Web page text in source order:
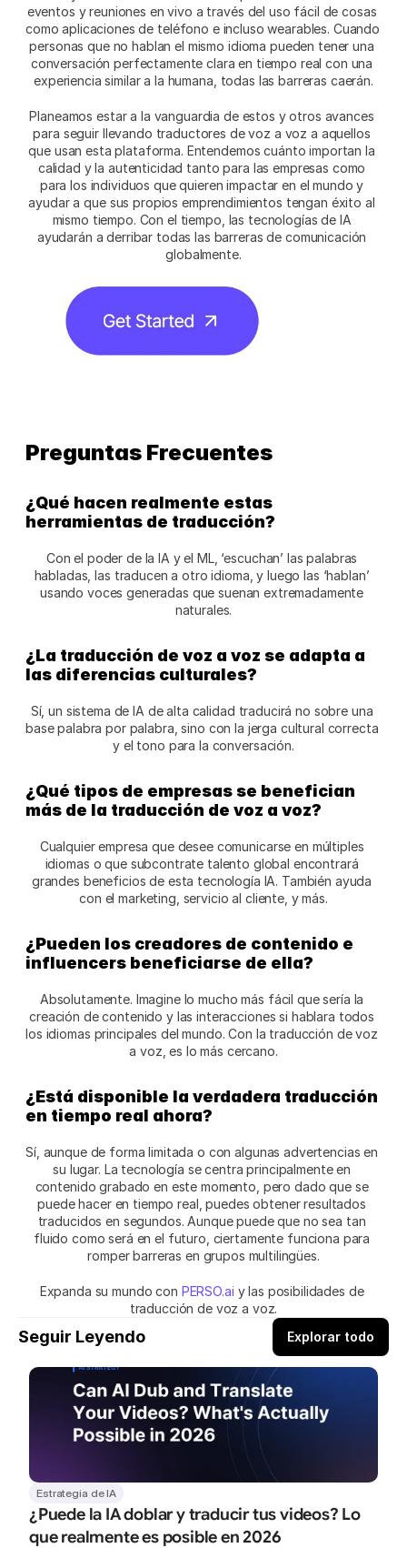
eventos y reuniones en vivo a través del uso fácil de cosas
como aplicaciones de teléfono e incluso wearables. Cuando
personas que no hablan el mismo idioma pueden tener una
conversación perfectamente clara en tiempo real con una
experiencia similar a la humana, todas las barreras caerán.
Planeamos estar a la vanguardia de estos y otros avances
para seguir llevando traductores de voz a voz a aquellos
que usan esta plataforma. Entendemos cuánto importan la
calidad y la autenticidad tanto para las empresas como
para los individuos que quieren impactar en el mundo y
ayudar a que sus propios emprendimientos tengan éxito al
mismo tiempo. Con el tiempo, las tecnologías de IA
ayudarán a derribar todas las barreras de comunicación
globalmente.
Preguntas Frecuentes
¿Qué hacen realmente estas
herramientas de traducción?
Con el poder de la IA y el ML, ‘escuchan’ las palabras
habladas, las traducen a otro idioma, y luego las ‘hablan’
usando voces generadas que suenan extremadamente
naturales.
¿La traducción de voz a voz se adapta a
las diferencias culturales?
Sí, un sistema de IA de alta calidad traducirá no sobre una
base palabra por palabra, sino con la jerga cultural correcta
y el tono para la conversación.
¿Qué tipos de empresas se benefician
más de la traducción de voz a voz?
Cualquier empresa que desee comunicarse en múltiples
idiomas o que subcontrate talento global encontrará
grandes beneficios de esta tecnología IA. También ayuda
con el marketing, servicio al cliente, y más.
¿Pueden los creadores de contenido e
influencers beneficiarse de ella?
Absolutamente. Imagine lo mucho más fácil que sería la
creación de contenido y las interacciones si hablara todos
los idiomas principales del mundo. Con la traducción de voz
a voz, es lo más cercano.
¿Está disponible la verdadera traducción
en tiempo real ahora?
Sí, aunque de forma limitada o con algunas advertencias en
su lugar. La tecnología se centra principalmente en
contenido grabado en este momento, pero dado que se
puede hacer en tiempo real, puedes obtener resultados
traducidos en segundos. Aunque puede que no sea tan
fluido como será en el futuro, ciertamente funciona para
romper barreras en grupos multilingües.
Expanda su mundo con PERSO.ai y las posibilidades de
traducción de voz a voz.
Seguir Leyendo Explorar todo
Estrategia de IA
¿Puede la IA doblar y traducir tus videos? Lo
que realmente es posible en 2026